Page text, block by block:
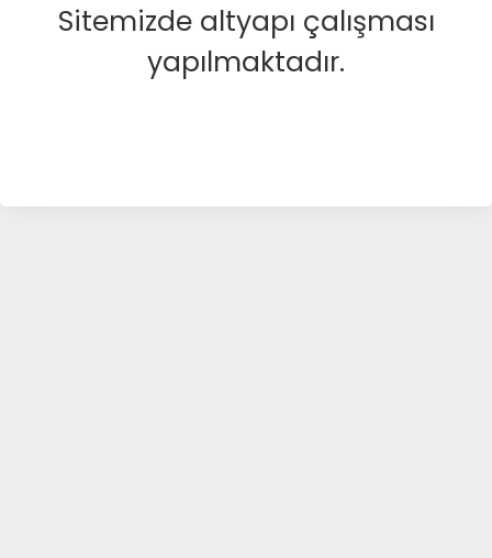
Sitemizde altyapı çalışması
yapılmaktadır.